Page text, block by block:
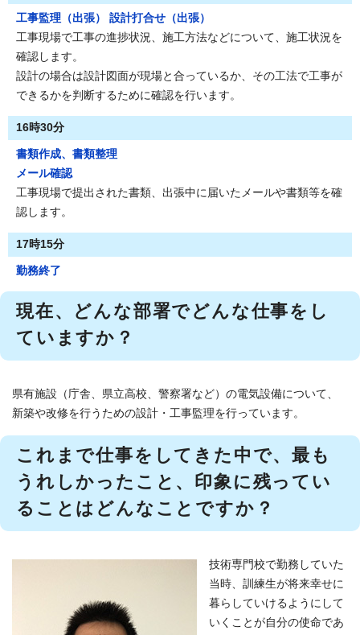
工事監理（出張） 設計打合せ（出張）
工事現場で工事の進捗状況、施工方法などについて、施工状況を
確認します。
設計の場合は設計図面が現場と合っているか、その工法で工事が
できるかを判断するために確認を行います。
16時30分
書類作成、書類整理
メール確認
工事現場で提出された書類、出張中に届いたメールや書類等を確
認します。
17時15分
勤務終了
現在、どんな部署でどんな仕事をし
ていますか？
県有施設（庁舎、県立高校、警察署など）の電気設備について、
新築や改修を行うための設計・工事監理を行っています。
これまで仕事をしてきた中で、最も
うれしかったこと、印象に残ってい
ることはどんなことですか？
技術専門校で勤務していた
当時、訓練生が将来幸せに
暮らしていけるようにして
いくことが自分の使命であ